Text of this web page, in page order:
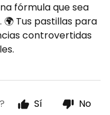
fórmula que sea
Tus pastillas para
controvertidas
Sí No